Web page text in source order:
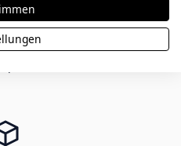
VERSAND
eigener Fertigung -